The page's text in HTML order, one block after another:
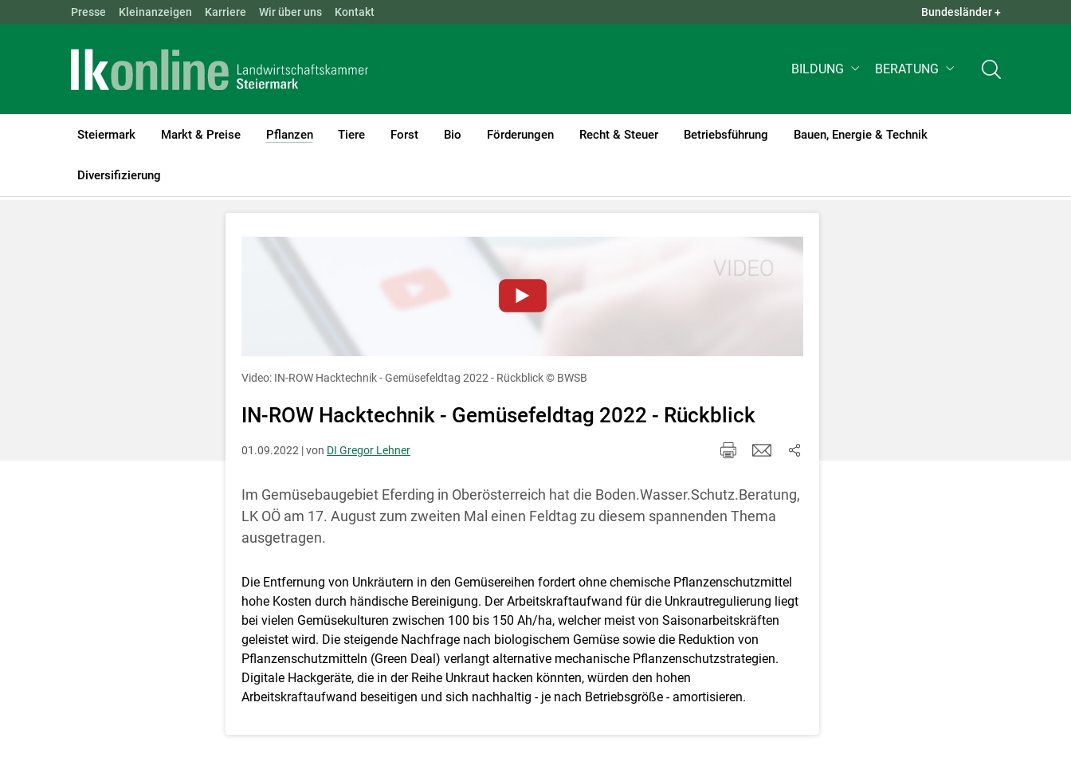
Skip to main content
Landwirtschaftskammern: ÖSTERREICH BGLD KTN NÖ QUICK LINKS +
Presse Kleinanzeigen Karriere Wir über uns Kontakt Bundesländer +
BILDUNG BERATUNG
Steiermark Markt & Preise Pflanzen
(current)1
Tiere Forst Bio Förderungen Recht & Steuer Betriebsführung Bauen, Energie & Technik
Diversifizierung
LK Steiermark Pflanzen
Zum Abspielen von YouTube-Videos auf dieser Website müssen Cookies gesetzt werden
Für weitere Informationen lesen Sie bitte unsere
Entscheidung für diese Website in den Cookie-Einstellungen jederzeit einsehen und korrigieren
Video: IN-ROW Hacktechnik - Gemüsefeldtag 2022 - Rückblick© BWSB
IN-ROW Hacktechnik - Gemüsefeldtag 2022 - Rückblick
01.09.2022 | von DI Gregor Lehner
Im Gemüsebaugebiet Eferding in Oberösterreich hat die Boden.Wasser.Schutz.Beratung,
LK OÖ am 17. August zum zweiten Mal einen Feldtag zu diesem spannenden Thema
ausgetragen.
Die Entfernung von Unkräutern in den Gemüsereihen fordert ohne chemische Pflanzenschutzmittel
hohe Kosten durch händische Bereinigung. Der Arbeitskraftaufwand für die Unkrautregulierung liegt
bei vielen Gemüsekulturen zwischen 100 bis 150 Ah/ha, welcher meist von Saisonarbeitskräften
geleistet wird. Die steigende Nachfrage nach biologischem Gemüse sowie die Reduktion von
Pflanzenschutzmitteln (Green Deal) verlangt alternative mechanische Pflanzenschutzstrategien.
Digitale Hackgeräte, die in der Reihe Unkraut hacken könnten, würden den hohen
Arbeitskraftaufwand beseitigen und sich nachhaltig - je nach Betriebsgröße - amortisieren.